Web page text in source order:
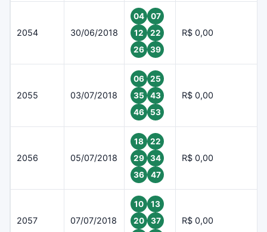
2054 30/06/2018
04
07
12
22
26
39
R$ 0,00
2055 03/07/2018
06
25
35
43
46
53
R$ 0,00
2056 05/07/2018
18
22
29
34
36
47
R$ 0,00
2057 07/07/2018
10
13
20
37
R$ 0,00